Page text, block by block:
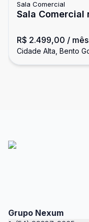
Sala Comercial
Sala Comercial
R$ 2.499,00 / mês
Cidade Alta, Bento
Grupo Nexum